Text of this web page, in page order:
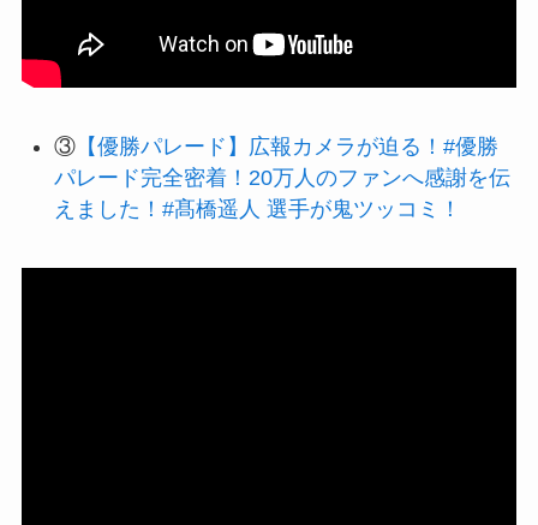
③【優勝パレード】広報カメラが迫る！#優勝
パレード完全密着！20万人のファンへ感謝を伝
えました！#髙橋遥人 選手が鬼ツッコミ！